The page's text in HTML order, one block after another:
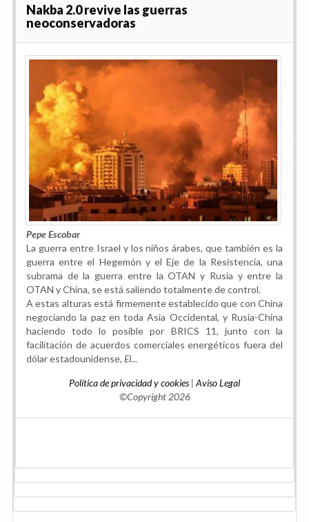
Nakba 2.0 revive las guerras
neoconservadoras
Pepe Escobar
La guerra entre Israel y los niños árabes, que también es la
guerra entre el Hegemón y el Eje de la Resistencia, una
subrama de la guerra entre la OTAN y Rusia y entre la
OTAN y China, se está saliendo totalmente de control.
A estas alturas está firmemente establecido que con China
negociando la paz en toda Asia Occidental, y Rusia-China
haciendo todo lo posible por BRICS 11, junto con la
facilitación de acuerdos comerciales energéticos fuera del
dólar estadounidense, El...
Política de privacidad y cookies| Aviso Legal
©Copyright 2026